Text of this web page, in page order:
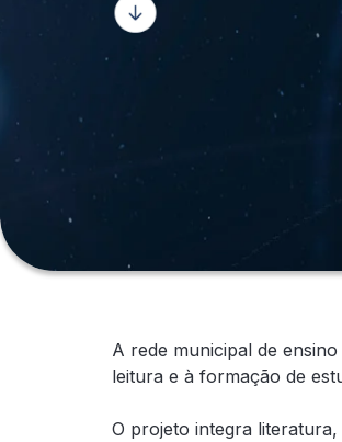
A rede municipal de
leitura e à formação de
O projeto integra